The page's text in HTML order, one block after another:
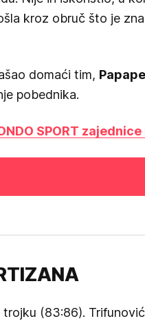
kroz obruč što je
domaći tim,
pobednika.
SPORT
trojku (83:86).